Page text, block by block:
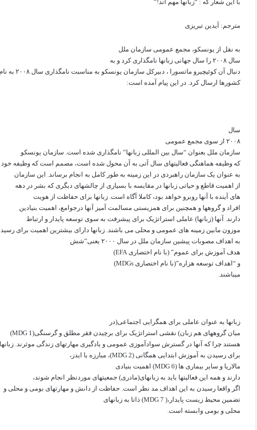
با این شعار که : “زبانها مهم اند!”
مترجم: آیدین تبریزی
به نقل از یونسکو، مجمع عمومی سازمان ملل
سال ۲۰۰۸ را سال جهانی زبانها نامگذاری کرد و به
دنبال آن کوئیچیرو ماتسورا ، دبیرکل سازمان یونسکو به مناسبت نامگذاری سال ۲۰۰۸ به
کشورها ارسال کرد. در این پیام آمده است:
سال
۲۰۰۸ از سوی مجمع عمومی
سازمان ملل بعنوان “سال بین المللی زبانها” نامگذاری شده است. سازمان یونسکو
که وظیفه هماهنگی فعالیتهای سال آتی به آن محول شده است، مصمم است که وظیفه خود
به عنوان یک سازمان راهبردی در این زمینه به طور کامل به انجام برساند. این سازمان
از اهمیت قاطع و حیاتی زبانها در مقایسه با بسیاری از چالشهای دیگری که بشر در دهه
های آینده با آنها روبرو خواهد بود، کاملا آگاه است. زبانها برای حفاظت از هویت
افراد و گروهها و همچنین برای همزیستی مسالمت آمیز آنها درجوامع، اهمیت بنیادین
دارند. آنها (زبانها) عاملی استراتژیک برای پیشرفت به سوی توسعه پایدار و ارتباط
موزون مابین زمینه های عمومی و محلی می باشند. زبانها دارای بیشترین اهمیت برای
به اهداف مصوبات پیشین سازمان ملل در سال ۲۰۰۰ یعنی”شش
هدف آموزش برای عموم” (با نام اختصاری EFA
)
و “اهداف توسعه هزاره”(با نام اختصاری MDGs
)
میباشند.
زبانها به عنوان عاملی برای همگرایی اجتماعی(در
میان گروههای هم زبان) نقشی استراتژیک برای برچیدن فقر مطلق و گرسنگی(MDG 1
)
هستند چرا که آنها در گسترش سوادآموزی عمومی و یادگیری مهارتهای زندگی موثرند. زبانها
برای رسیدن به آموزش ابتدایی همگانی (MDG 2)، مبارزه با ایدز،
مالاریا و سایر بیماری ها (MDG 6) اهمیت بنیادی
دارند و همه این فعالیتها باید به زبانهای(مادری) جمعیتهای موردنظر انجام شوند،
اگر واقعا رسیدن به این اهداف مد نظر است. حفاظت از دانش و مهارتهای بومی و محلی و
تضمین محیط زیست پایدار،( MDG 7) ذاتا به زبانهای
محلی و بومی وابسته است.